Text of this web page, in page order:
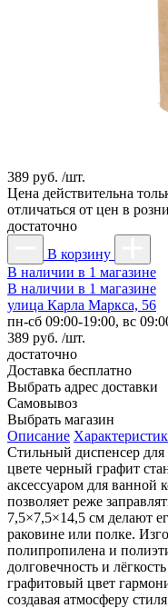
389 руб. /шт.
Цена действительна
отличаться от цен в
достаточно
В корзину
В наличии в 1 магазине
В наличии в 1 магазине
улица Карла Маркса, 56
пн-сб 09:00-19:00, вс
389 руб. /шт.
достаточно
Доставка бесплатно
Выбрать адрес доставки
Самовывоз
Выбрать магазин
Описание
Стильный диспенсер
цвете черный графит
аксессуаром для
позволяет реже
7,5×7,5×14,5 см делают
раковине или полке.
полипропилена и
долговечность и
графитовый цвет
создавая атмосферу